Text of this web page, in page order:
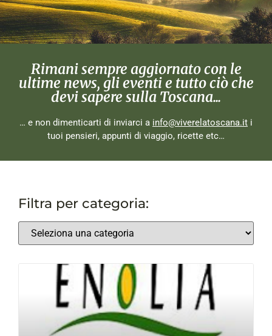
Rimani sempre aggiornato con le
ultime news, gli eventi e tutto ciò che
devi sapere sulla Toscana...
… e non dimenticarti di inviarci a info@viverelatoscana.it i
tuoi pensieri, appunti di viaggio, ricette etc…
Filtra per categoria: